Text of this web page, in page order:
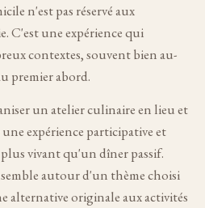
n'est pas réservé aux
C'est une expérience qui
contextes, souvent bien au-
premier abord.
un atelier culinaire en lieu et
expérience participative et
vivant qu'un dîner passif.
autour d'un thème choisi
alternative originale aux activités